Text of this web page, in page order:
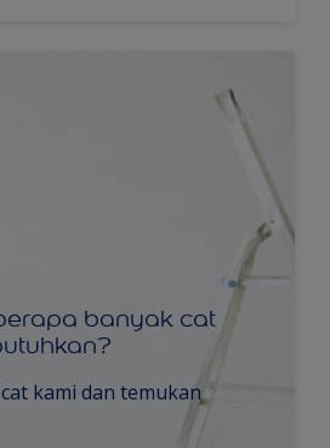
banyak cat
kami dan temukan